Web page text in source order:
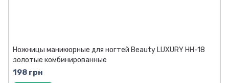
Ножницы маникюрные для ногтей Beauty LUXURY HH-18
золотые комбинированные
198 грн